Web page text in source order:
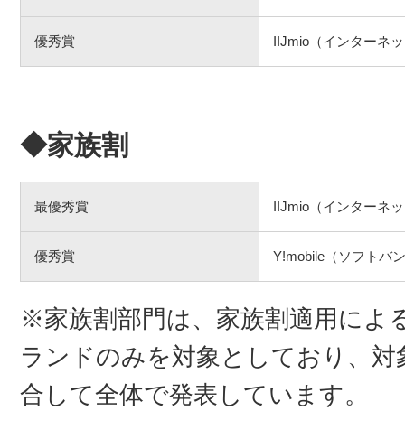
優秀賞 IIJmio（インターネ
◆家族割
最優秀賞 IIJmio（インターネ
優秀賞 Y!mobile（ソフトバ
※家族割部門は、家族割適用によ
ランドのみを対象としており、
合して全体で発表しています。